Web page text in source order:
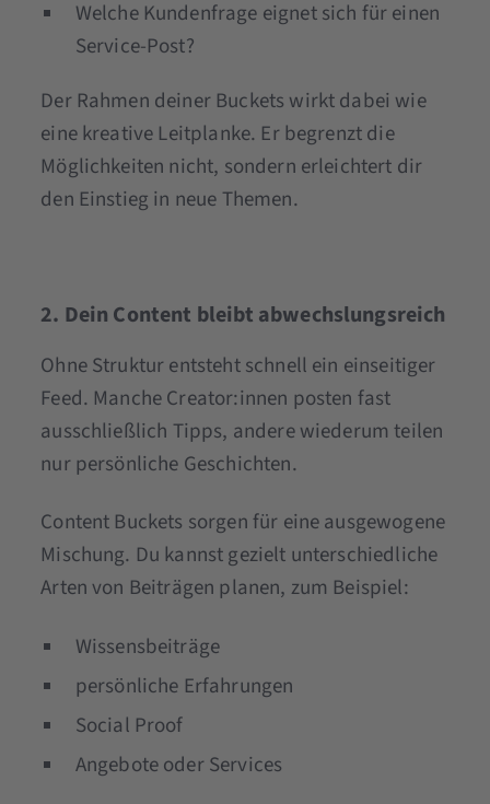
Welche Kundenfrage eignet sich für einen
Service-Post?
Der Rahmen deiner Buckets wirkt dabei wie
eine kreative Leitplanke. Er begrenzt die
Möglichkeiten nicht, sondern erleichtert dir
den Einstieg in neue Themen.
2. Dein Content bleibt abwechslungsreich
Ohne Struktur entsteht schnell ein einseitiger
Feed. Manche Creator:innen posten fast
ausschließlich Tipps, andere wiederum teilen
nur persönliche Geschichten.
Content Buckets sorgen für eine ausgewogene
Mischung. Du kannst gezielt unterschiedliche
Arten von Beiträgen planen, zum Beispiel:
Wissensbeiträge
persönliche Erfahrungen
Social Proof
Angebote oder Services